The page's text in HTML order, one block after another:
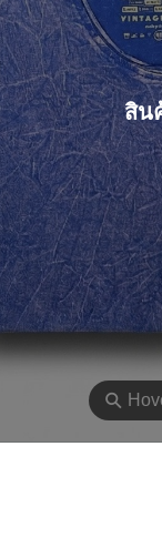
⚲
สิน